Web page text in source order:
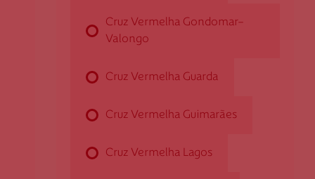
Av. Álvaro Martins Homem, s/n - Conceição
9700-017 Angra do Heroísmo
dangraheroismo@cruzvermelha.org.pt
Cruz Vermelha Arco de Baúlhe
Cruz Vermelha Gondomar-
Valongo
Cruz Vermelha Guarda
Cruz Vermelha Guimarães
Cruz Vermelha Lagos